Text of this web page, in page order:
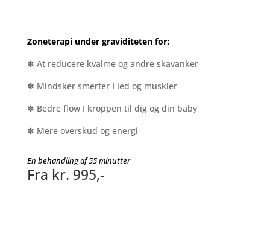
Zoneterapi under graviditeten for:
✽ At reducere kvalme og andre skavanker
✽ Mindsker smerter I led og muskler
✽ Bedre flow I kroppen til dig og din baby
✽ Mere overskud og energi
En behandling af 55 minutter
Fra kr. 995,-